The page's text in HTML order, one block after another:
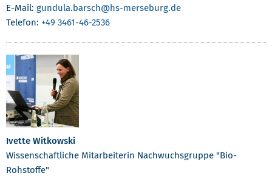
E-Mail: gundula.barsch@hs-merseburg.de
Telefon: +49 3461-46-2536
Ivette Witkowski
Wissenschaftliche Mitarbeiterin Nachwuchsgruppe "Bio-
Rohstoffe"